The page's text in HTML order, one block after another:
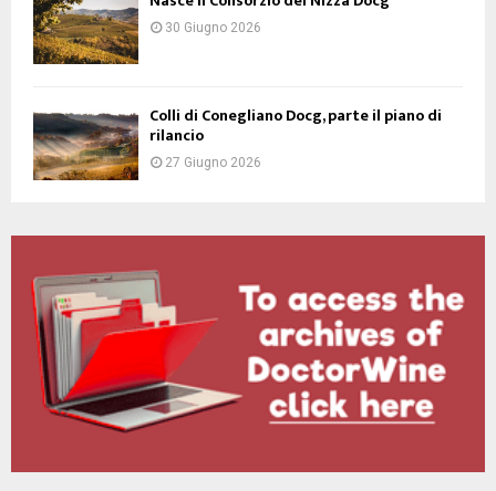
30 Giugno 2026
Colli di Conegliano Docg, parte il piano di
rilancio
27 Giugno 2026